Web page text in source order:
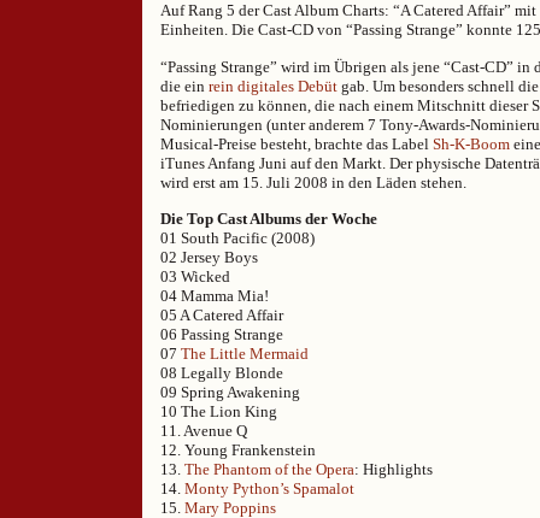
Auf Rang 5 der Cast Album Charts: “A Catered Affair”
Einheiten. Die Cast-CD von “Passing Strange” konnte
“Passing Strange” wird im Übrigen als jene “Cast-CD” in
die ein rein digitales Debüt gab. Um besonders schnell
befriedigen zu können, die nach einem Mitschnitt dieser
Nominierungen (unter anderem 7 Tony-Awards-
Musical-Preise besteht, brachte das Label Sh-K-Boom
iTunes Anfang Juni auf den Markt. Der physische
wird erst am 15. Juli 2008 in den Läden stehen.
Die Top Cast Albums der Woche
01 South Pacific (2008)
02 Jersey Boys
03 Wicked
04 Mamma Mia!
05 A Catered Affair
06 Passing Strange
07 The Little Mermaid
08 Legally Blonde
09 Spring Awakening
10 The Lion King
11. Avenue Q
12. Young Frankenstein
13. The Phantom of the Opera: Highlights
14. Monty Python’s Spamalot
15. Mary Poppins